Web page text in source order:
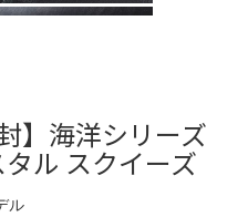
】海洋シリーズ
ル スクイーズ
ル